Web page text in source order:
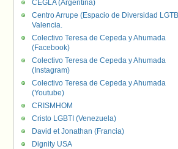
CEGLA (Argentina)
Centro Arrupe (Espacio de Diversidad
Valencia.
Colectivo Teresa de Cepeda y Ahumada
(Facebook)
Colectivo Teresa de Cepeda y Ahumada
(Instagram)
Colectivo Teresa de Cepeda y Ahumada
(Youtube)
CRISMHOM
Cristo LGBTI (Venezuela)
David et Jonathan (Francia)
Dignity USA